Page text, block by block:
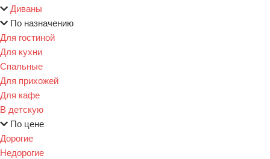
Диваны
По назначению
Для гостиной
Для кухни
Спальные
Для прихожей
Для кафе
В детскую
По цене
Дорогие
Недорогие